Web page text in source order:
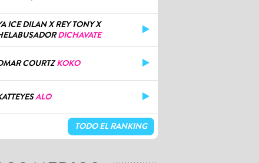
ICE DILAN X REY TONY X
DICHAVATE
COURTZKOKO
ALO
TODO EL RANKING